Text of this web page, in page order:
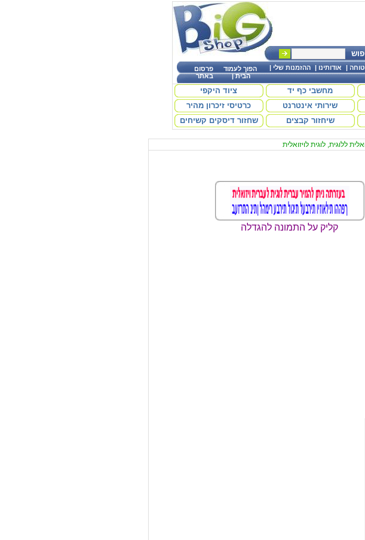
פרסום
באתר
הפוך לעמוד
הבית|
| אודותינו | ההזמנות שלי |
מחשבי כף יד
ציוד היקפי
שירותי אינטרנט
כרטיסי זיכרון מהיר
שיחזור קבצים שחזור דיסקים קשיחים
ללוגית, לוגית לויזואלית
קליק על התמונה להגדלה